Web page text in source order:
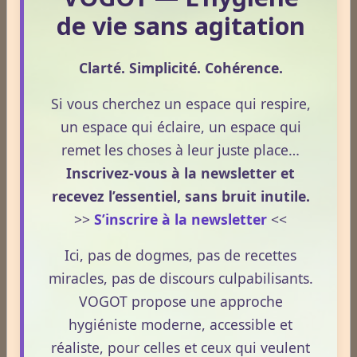
Chercher la cause
Il ne s'agit là, bien sûr, que d'un aperçu succinct de
traditionnelle chinoise. Aussi faudra-t-il se garder de
faire une analyse en fonction des seuls éléments cités
car cela serait galvauder cette médecine.
Il est indispensable de traiter et de tenir compte de
l'Homme dans sa globalité en cherchant à chaque fois
Chercher la cause est donc primordial afin d'adapter le
traitement aux besoins. Pour exemple, quelle vie mène
cette personne, fait-elle de l'exercice physique, quelle
hygiène alimentaire a-t-elle (repas équilibrés, pris à
heures régulières ?), habite-t-elle dans une région
de vie sans agitation
Clarté. Simplicité. Cohérence.
Si vous cherchez un espace qui respire,
un espace qui éclaire, un espace qui
remet les choses à leur juste place…
Inscrivez-vous à la newsletter et
recevez l’essentiel, sans bruit inutile.
>> S’inscrire à la newsletter <<
Ici, pas de dogmes, pas de recettes
miracles, pas de discours culpabilisants.
VOGOT propose une approche
hygiéniste moderne, accessible et
réaliste, pour celles et ceux qui veulent